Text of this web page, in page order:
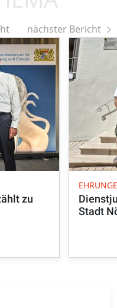
nächster Bericht
zu
Stadt